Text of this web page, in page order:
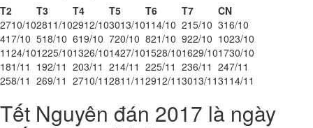
T2
T3 T4 T5 T6 T7
CN
2710/102811/102912/103013/101 14/10 215/10 316/10
417/10 518/10 619/10 720/10 821/10 922/10 1023/10
1124/101225/101326/101427/101528/101629/101730/10
181/11 192/11 203/11 214/11 225/11 236/11 247/11
258/11 269/11 2710/112811/112912/113013/1131 14/11
Tết Nguyên đán 2017 là ngày